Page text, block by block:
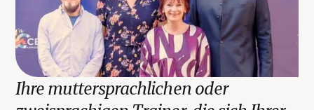
Ihre muttersprachlichen oder